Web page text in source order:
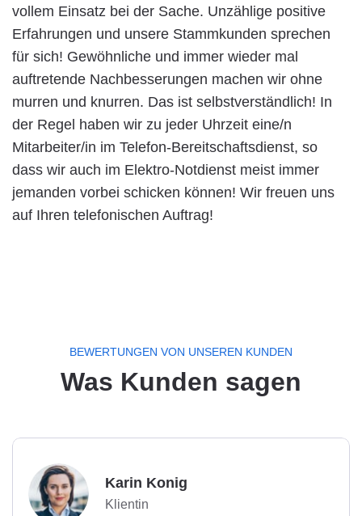
vollem Einsatz bei der Sache. Unzählige positive
Erfahrungen und unsere Stammkunden sprechen
für sich! Gewöhnliche und immer wieder mal
auftretende Nachbesserungen machen wir ohne
murren und knurren. Das ist selbstverständlich! In
der Regel haben wir zu jeder Uhrzeit eine/n
Mitarbeiter/in im Telefon-Bereitschaftsdienst, so
dass wir auch im Elektro-Notdienst meist immer
jemanden vorbei schicken können! Wir freuen uns
auf Ihren telefonischen Auftrag!
BEWERTUNGEN VON UNSEREN KUNDEN
Was Kunden sagen
Karin Konig
Klientin